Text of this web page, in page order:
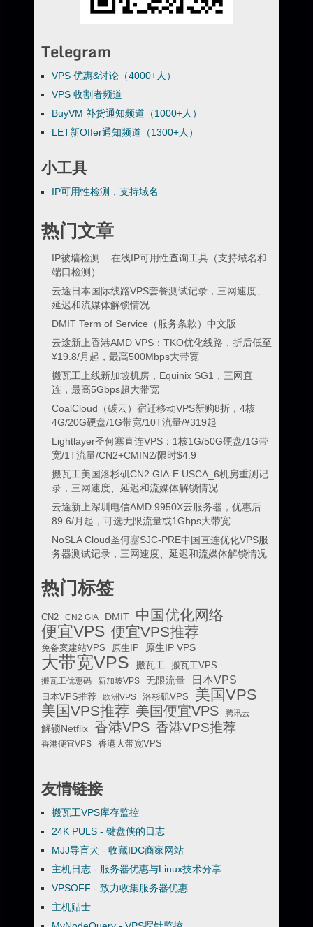
Telegram
VPS 优惠&讨论（4000+人）
VPS 收割者频道
BuyVM 补货通知频道（1000+人）
LET新Offer通知频道（1300+人）
小工具
IP可用性检测，支持域名
热门文章
IP被墙检测 – 在线IP可用性查询工具（支持域名和
端口检测）
云途日本国际线路VPS套餐测试记录，三网速度、
延迟和流媒体解锁情况
DMIT Term of Service（服务条款）中文版
云途新上香港AMD VPS：TKO优化线路，折后低至
¥19.8/月起，最高500Mbps大带宽
搬瓦工上线新加坡机房，Equinix SG1，三网直
连，最高5Gbps超大带宽
CoalCloud（碳云）宿迁移动VPS新购8折，4核
4G/20G硬盘/1G带宽/10T流量/¥319起
Lightlayer圣何塞直连VPS：1核1G/50G硬盘/1G带
宽/1T流量/CN2+CMIN2/限时$4.9
搬瓦工美国洛杉矶CN2 GIA-E USCA_6机房重测记
录，三网速度、延迟和流媒体解锁情况
云途新上深圳电信AMD 9950X云服务器，优惠后
89.6/月起，可选无限流量或1Gbps大带宽
NoSLA Cloud圣何塞SJC-PRE中国直连优化VPS服
务器测试记录，三网速度、延迟和流媒体解锁情况
热门标签
CN2 CN2 GIA DMIT 中国优化网络
便宜VPS 便宜VPS推荐
免备案建站VPS 原生IP 原生IP VPS
大带宽VPS 搬瓦工
搬瓦工VPS
搬瓦工优惠码
新加坡VPS 无限流量 日本VPS
日本VPS推荐 欧洲VPS 洛杉矶VPS 美国VPS
美国VPS推荐 美国便宜VPS 腾讯云
解锁Netflix 香港VPS 香港VPS推荐
香港便宜VPS 香港大带宽VPS
友情链接
搬瓦工VPS库存监控
24K PULS - 键盘侠的日志
MJJ导盲犬 - 收藏IDC商家网站
主机日志 - 服务器优惠与Linux技术分享
VPSOFF - 致力收集服务器优惠
主机贴士